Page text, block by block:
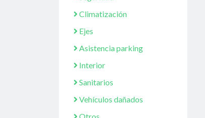
Climatización
Ejes
Asistencia parking
Interior
Sanitarios
Vehículos dañados
Otros